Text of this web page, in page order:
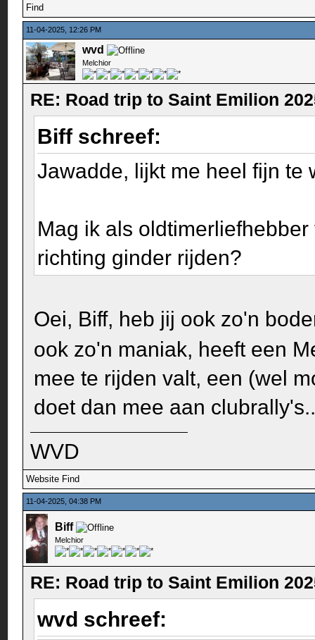
Find
11-04-2025, 12:26 PM
wvd
Melchior
RE: Road trip to Saint Emilion
Biff schreef:
Jawadde, lijkt me heel fijn te
Mag ik als
richting ginder rijden?
Oei, Biff, heb jij ook zo'n
ook zo'n maniak, heeft een
mee te rijden valt, een (wel
doet dan mee aan
WVD
Website Find
11-04-2025, 04:38 PM
Biff
Melchior
RE: Road trip to Saint Emilion
wvd schreef: